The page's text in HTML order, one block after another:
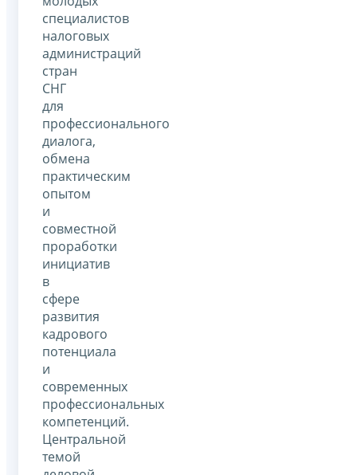
специалистов
налоговых
администраций
стран
СНГ
для
профессионального
диалога,
обмена
практическим
опытом
и
совместной
проработки
инициатив
в
сфере
развития
кадрового
потенциала
и
современных
профессиональных
компетенций.
Центральной
темой